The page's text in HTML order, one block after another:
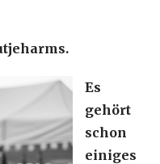
Es
gehört
schon
einiges